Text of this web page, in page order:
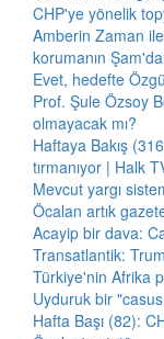
CHP'ye yönelik
Amberin Zaman
korumanın
Evet, hedefte
Prof. Şule Özsoy
olmayacak mı?
Haftaya Bakış
tırmanıyor | Halk
Mevcut yargı
Öcalan artık
Acayip bir dava:
Transatlantik:
Türkiye'nin Afrika
Uyduruk bir
Hafta Başı (82):